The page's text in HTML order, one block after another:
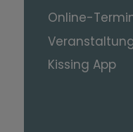
Online-
Kissing App